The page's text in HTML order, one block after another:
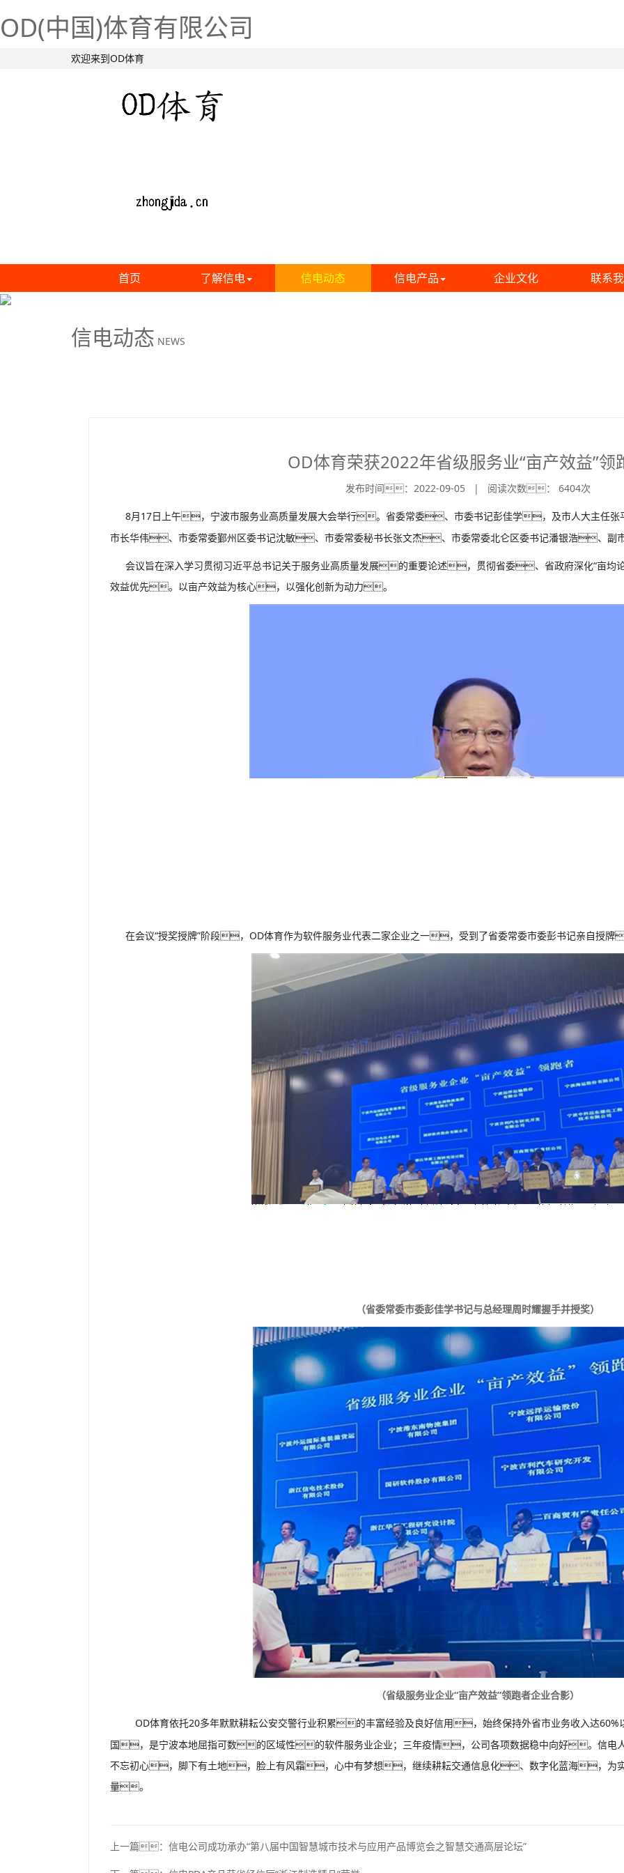
OD(中国)体育有限公司
欢迎来到OD体育
首页 了解信电 信电动态 信电产品 企业文化 联系
信电动态 NEWS
OD体育荣获2022年省级服务业“亩产效益”领
发布时间：2022-09-05 | 阅读次数： 6404次
8月17日上午，宁波市服务业高质量发展大会举行。省委常委、市委书记彭佳学，及市人大主任
市长华伟、市委常委鄞州区委书记沈敏、市委常委秘书长张文杰、市委常委北仑区委书记潘银浩、副
会议旨在深入学习贯彻习近平总书记关于服务业高质量发展的重要论述，贯彻省委、省政府深化“亩
效益优先。以亩产效益为核心，以强化创新为动力。
在会议“授奖授牌”阶段，OD体育作为软件服务业代表二家企业之一，受到了省委常委市委彭书记亲自授
（省委常委市委彭佳学书记与总经理周时耀握手并授奖）
（省级服务业企业“亩产效益”领跑者企业合影）
OD体育依托20多年默默耕耘公安交警行业积累的丰富经验及良好信用，始终保持外省市业务收入达
国，是宁波本地屈指可数的区域性的软件服务业企业；三年疫情，公司各项数据稳中向好。信电
不忘初心，脚下有土地，脸上有风霜，心中有梦想，继续耕耘交通信息化、数字化蓝海，为实
量。
上一篇： 信电公司成功承办“第八届中国智慧城市技术与应用产品博览会之智慧交通高层论坛”